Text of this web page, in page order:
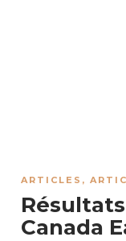
ARTICLES ,
Canada